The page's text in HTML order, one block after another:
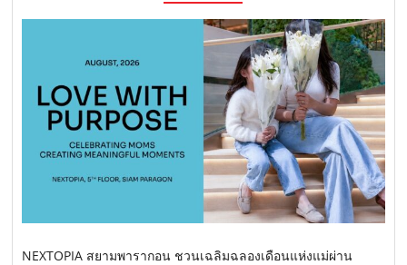
NEXTOPIA สยามพารากอน ชวนเฉลิมฉลองเดือนแห่งแม่ผ่าน